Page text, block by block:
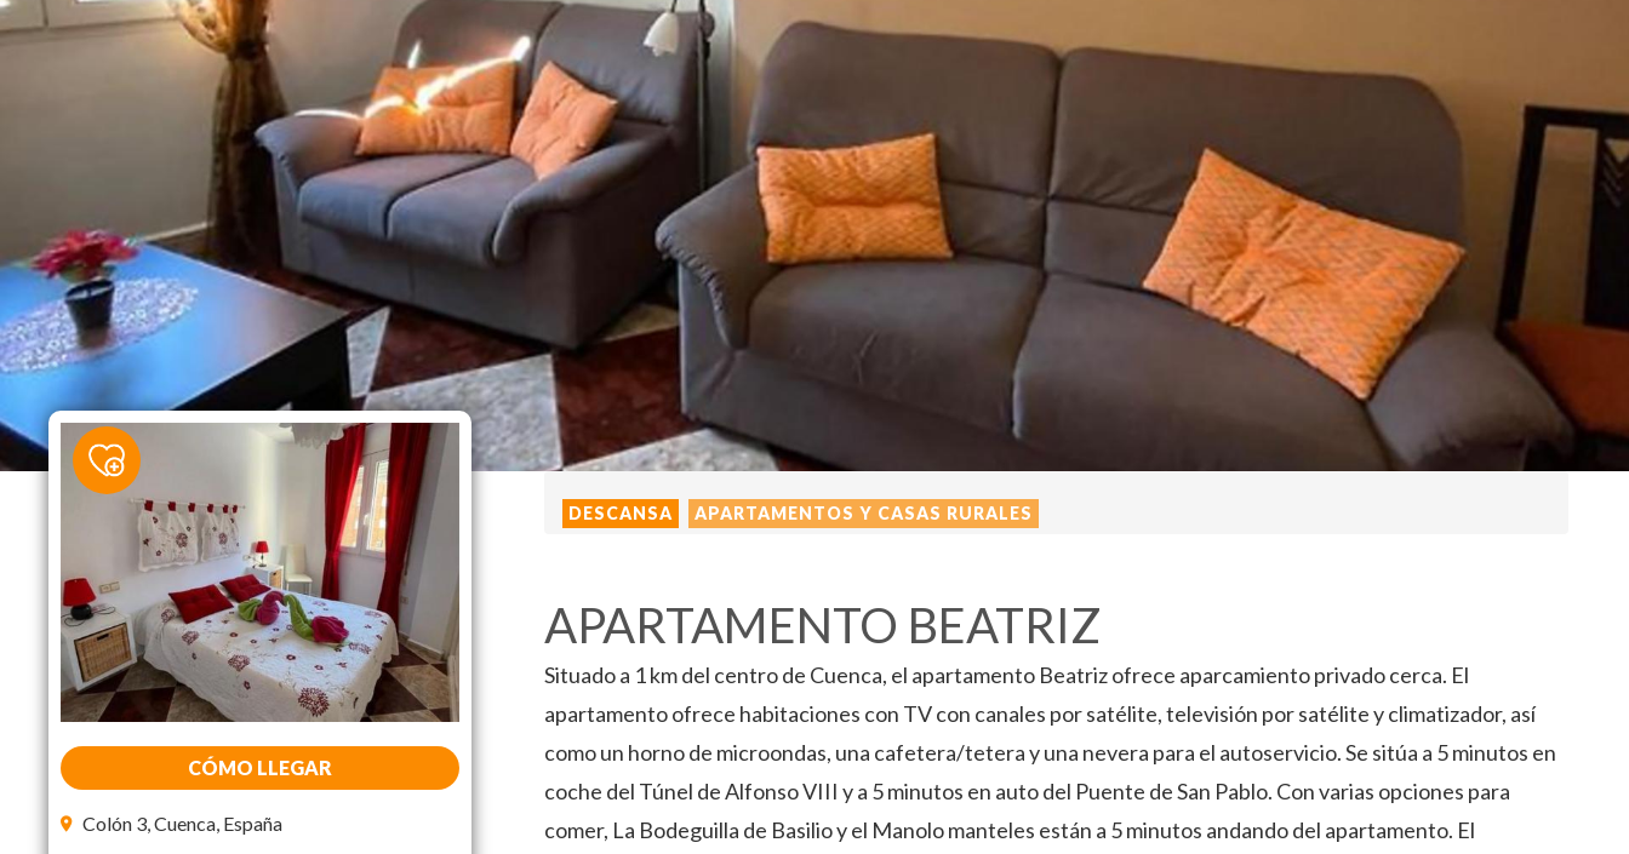
CÓMO LLEGAR
Colón 3, Cuenca, España
DESCANSA APARTAMENTOS Y CASAS RURALES
APARTAMENTO BEATRIZ
Situado a 1 km del centro de Cuenca, el apartamento Beatriz ofrece aparcamiento privado cerca. El
apartamento ofrece habitaciones con TV con canales por satélite, televisión por satélite y climatizador, así
como un horno de microondas, una cafetera/tetera y una nevera para el autoservicio. Se sitúa a 5 minutos en
coche del Túnel de Alfonso VIII y a 5 minutos en auto del Puente de San Pablo. Con varias opciones para
comer, La Bodeguilla de Basilio y el Manolo manteles están a 5 minutos andando del apartamento. El